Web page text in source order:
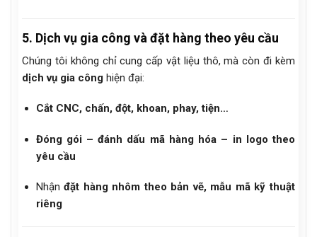
5. Dịch vụ gia công và đặt hàng theo yêu cầu
Chúng tôi không chỉ cung cấp vật liệu thô, mà còn đi kèm
dịch vụ gia công hiện đại:
Cắt CNC, chấn, đột, khoan, phay, tiện…
Đóng gói – đánh dấu mã hàng hóa – in logo theo
yêu cầu
Nhậnđặt hàng nhôm theo bản vẽ, mẫu mã kỹ thuật
riêng